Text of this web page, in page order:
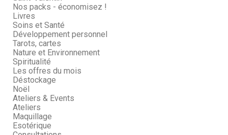
Nos packs - économisez !
Livres
Soins et Santé
Développement personnel
Tarots, cartes
Nature et Environnement
Spiritualité
Les offres du mois
Déstockage
Noël
Ateliers & Events
Ateliers
Maquillage
Esotérique